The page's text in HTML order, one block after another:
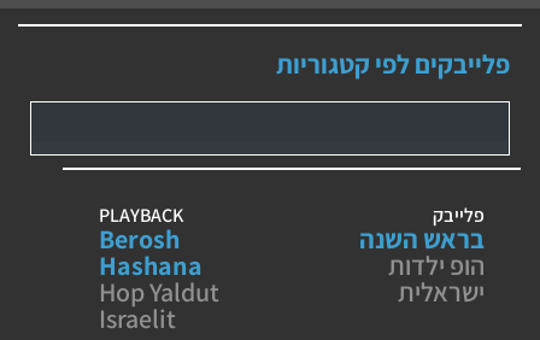
פלייבקים לפי קטגוריות
פלייבק
בראש השנה
הופ ילדות
ישראלית
PLAYBACK
Berosh
Hashana
Hop Yaldut
Israelit